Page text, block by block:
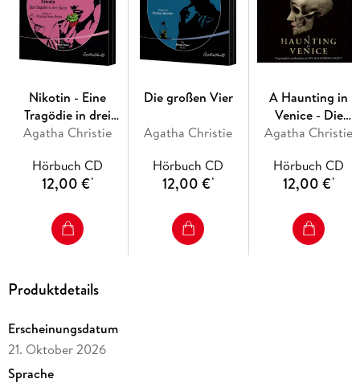
Nikotin - Eine
Tragödie in drei
Akten
Agatha Christie
Hörbuch CD
12,00 €*
Die großen Vier
Agatha Christie
Hörbuch CD
12,00 €*
A Haunting in
Venice - Die
Halloween-Party
Agatha Christie
Hörbuch CD
12,00 €*
Produktdetails
Erscheinungsdatum
21. Oktober 2026
Sprache